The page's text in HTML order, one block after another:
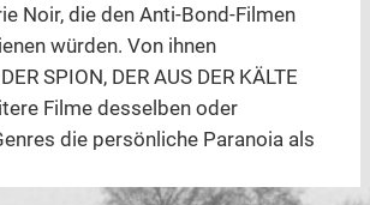
Noir, die den Anti-Bond-Filmen
würden. Von ihnen
SPION, DER AUS DER KÄLTE
Filme desselben oder
die persönliche Paranoia als